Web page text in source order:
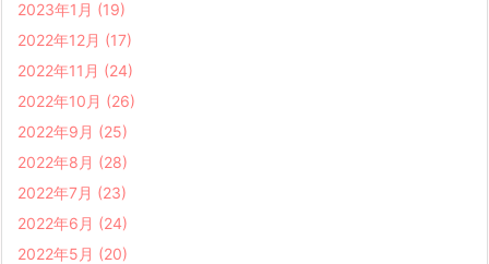
2023年1月 (19)
2022年12月 (17)
2022年11月 (24)
2022年10月 (26)
2022年9月 (25)
2022年8月 (28)
2022年7月 (23)
2022年6月 (24)
2022年5月 (20)